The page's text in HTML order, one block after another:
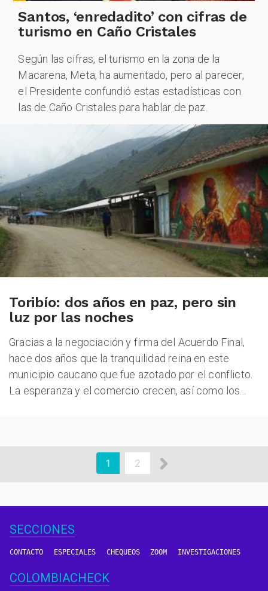
Santos, ‘enredadito’ con cifras de
turismo en Caño Cristales
Según las cifras, el turismo en la zona de la
Macarena, Meta, ha aumentado, pero al parecer,
el Presidente confundió estas estadísticas con
las de Caño Cristales para hablar de paz.
Toribío: dos años en paz, pero sin
luz por las noches
Gracias a la negociación y firma del Acuerdo Final,
hace dos años que la tranquilidad reina en este
municipio caucano que fue azotado por el conflicto.
La esperanza y el comercio crecen, así como los...
Página
actual
1 Page
2
Siguiente
SECCIONES
CONTACTO ESPECIALES CHEQUEOS ZOOM INVESTIGACIONES
COLOMBIACHECK